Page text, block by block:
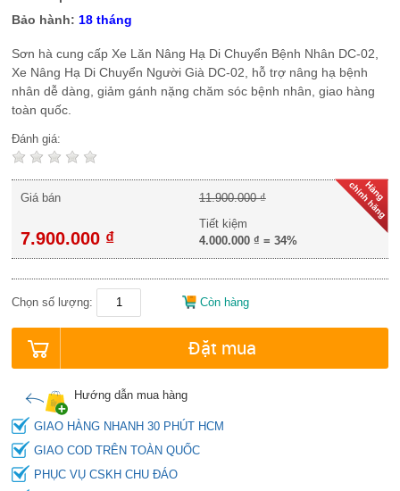
Bảo hành: 18 tháng
Sơn hà cung cấp Xe Lăn Nâng Hạ Di Chuyển Bệnh Nhân DC-02,
Xe Nâng Hạ Di Chuyển Người Già DC-02, hỗ trợ nâng hạ bệnh
nhân dễ dàng, giảm gánh nặng chăm sóc bệnh nhân, giao hàng
toàn quốc.
Đánh giá:
Giá bán
7.900.000 ₫
11.900.000 ₫
Tiết kiệm
4.000.000 ₫ = 34%
Chọn số lượng: Còn hàng
Đặt mua
Hướng dẫn mua hàng
GIAO HÀNG NHANH 30 PHÚT HCM
GIAO COD TRÊN TOÀN QUỐC
PHỤC VỤ CSKH CHU ĐÁO